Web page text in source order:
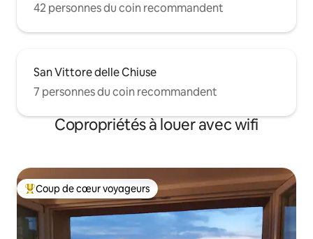
42 personnes du coin recommandent
San Vittore delle Chiuse
7 personnes du coin recommandent
Copropriétés à louer avec wifi
Coup de cœur voyageurs parmi les plus aimés
Coup de cœur voyageurs